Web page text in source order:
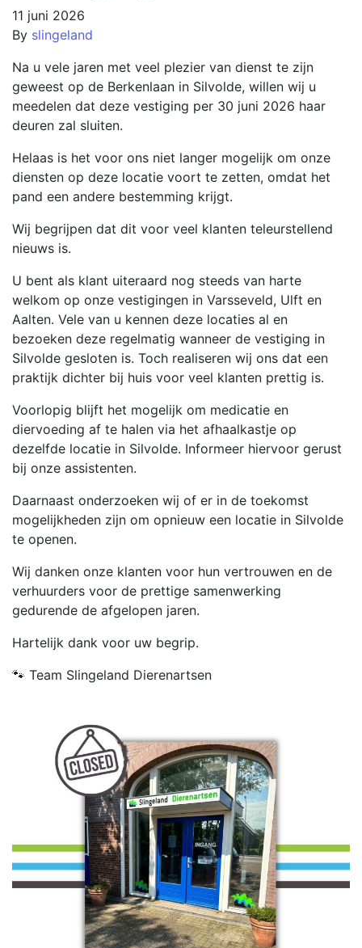
11 juni 2026
By slingeland
Na u vele jaren met veel plezier van dienst te zijn
geweest op de Berkenlaan in Silvolde, willen wij u
meedelen dat deze vestiging per 30 juni 2026 haar
deuren zal sluiten.
Helaas is het voor ons niet langer mogelijk om onze
diensten op deze locatie voort te zetten, omdat het
pand een andere bestemming krijgt.
Wij begrijpen dat dit voor veel klanten teleurstellend
nieuws is.
U bent als klant uiteraard nog steeds van harte
welkom op onze vestigingen in Varsseveld, Ulft en
Aalten. Vele van u kennen deze locaties al en
bezoeken deze regelmatig wanneer de vestiging in
Silvolde gesloten is. Toch realiseren wij ons dat een
praktijk dichter bij huis voor veel klanten prettig is.
Voorlopig blijft het mogelijk om medicatie en
diervoeding af te halen via het afhaalkastje op
dezelfde locatie in Silvolde. Informeer hiervoor gerust
bij onze assistenten.
Daarnaast onderzoeken wij of er in de toekomst
mogelijkheden zijn om opnieuw een locatie in Silvolde
te openen.
Wij danken onze klanten voor hun vertrouwen en de
verhuurders voor de prettige samenwerking
gedurende de afgelopen jaren.
Hartelijk dank voor uw begrip.
🐾 Team Slingeland Dierenartsen